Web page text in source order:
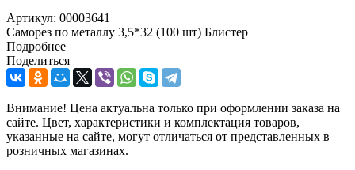
Артикул: 00003641
Саморез по металлу 3,5*32 (100 шт) Блистер
Подробнее
Поделиться
Внимание! Цена актуальна только при оформлении заказа на
сайте. Цвет, характеристики и комплектация товаров,
указанные на сайте, могут отличаться от представленных в
розничных магазинах.